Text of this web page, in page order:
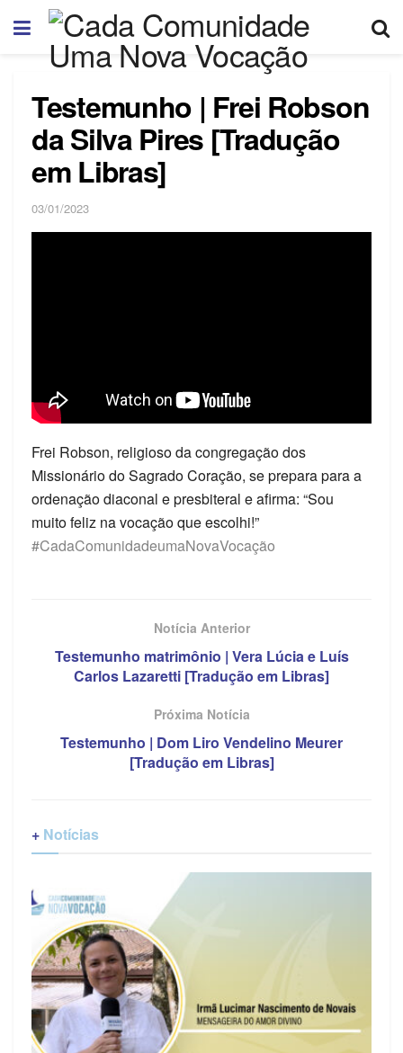
Testemunho | Frei Robson
da Silva Pires [Tradução
em Libras]
03/01/2023
Frei Robson, religioso da congregação dos
Missionário do Sagrado Coração, se prepara para a
ordenação diaconal e presbiteral e afirma: “Sou
muito feliz na vocação que escolhi!”
#CadaComunidadeumaNovaVocação
Notícia Anterior
Testemunho matrimônio | Vera Lúcia e Luís
Carlos Lazaretti [Tradução em Libras]
Próxima Notícia
Testemunho | Dom Liro Vendelino Meurer
[Tradução em Libras]
+ Notícias